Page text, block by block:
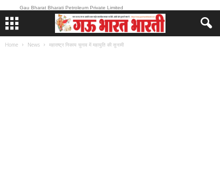
Gau Bharat Bharati Petroleum Private Limited
Home News महाराष्ट्र निकाय चुनाव में महायुति की सुनामी